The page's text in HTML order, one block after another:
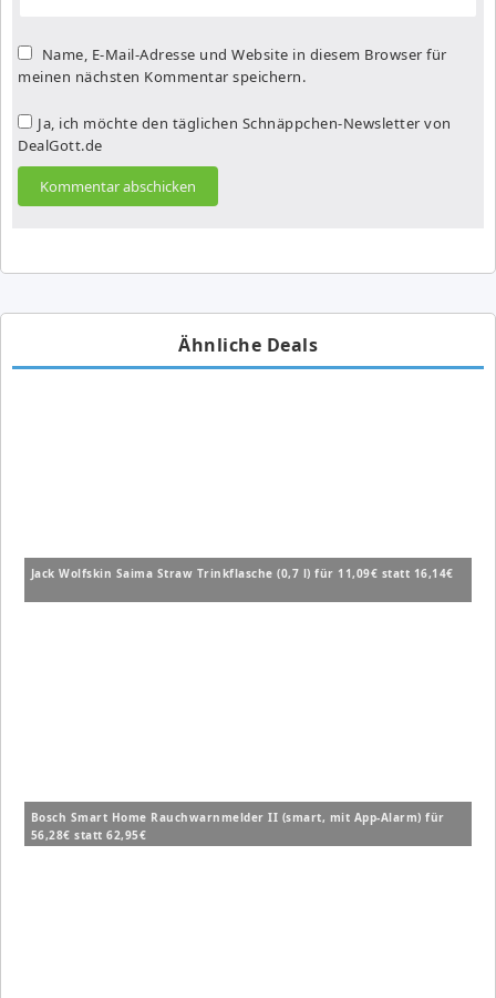
Name, E-Mail-Adresse und Website in diesem Browser für
meinen nächsten Kommentar speichern.
Ja, ich möchte den täglichen Schnäppchen-Newsletter von
DealGott.de
Ähnliche Deals
Jack Wolfskin Saima Straw Trinkflasche (0,7 l) für 11,09€ statt 16,14€
Bosch Smart Home Rauchwarnmelder II (smart, mit App-Alarm) für
56,28€ statt 62,95€